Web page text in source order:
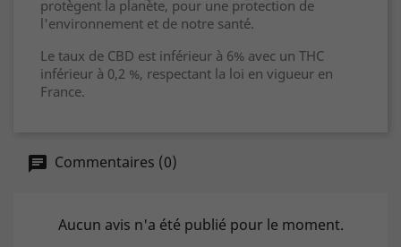
protègent la planète, pour une protection de
l'environnement et de notre santé.
Le taux de CBD est inférieur à 6% avec un THC
inférieur à 0,2 %, respectant la loi en vigueur en
France.
Commentaires (0)
Aucun avis n'a été publié pour le moment.